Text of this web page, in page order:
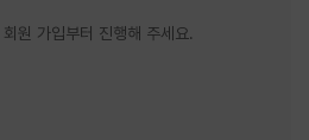
회원 가입부터 진행해 주세요.